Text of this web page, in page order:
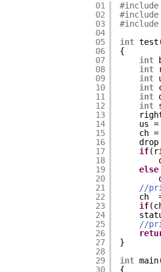
01
02
03
04
05
06
07
08
09
10
11
12
13
14
15
16
17
18
19
20
21
22
23
24
25
26
27
28
29
30
#include
#include
#include
int
{
int
int
int
int
int
int
us =
ch =
if
else
//
ch
if
//
}
int
{